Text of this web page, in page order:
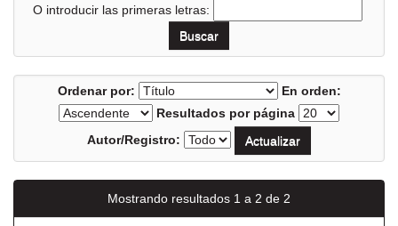
O introducir las primeras letras:
Ordenar por:
En orden:
Resultados por página
Autor/Registro:
Mostrando resultados 1 a 2 de 2